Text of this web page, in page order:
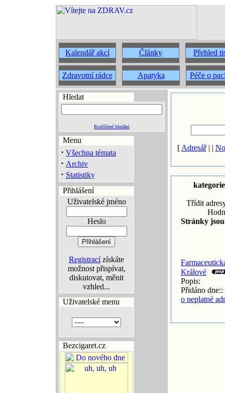
Kalendář akcí Články Přehled
Zdravotní rádce Apatyka Péče o
Hledat
Rozšířené hledání
Menu
· Všechna témata
· Archiv
· Statistiky
Přihlášení
Uživatelské jméno
Heslo
Registracízískáte
možnost přispívat,
diskutovat, měnit
vzhled...
Uživatelské menu
Bezcigaret.cz
[ Adresář| |
Třídit
Stránky
Králové
Popis:
Přidáno
o neplatné